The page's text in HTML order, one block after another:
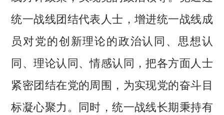
统一战线团结代表人士，增进统一战线成
员对党的创新理论的政治认同、思想认
同、理论认同、情感认同，把各方面人士
紧密团结在党的周围，为实现党的奋斗目
标凝心聚力。同时，统一战线长期秉持有